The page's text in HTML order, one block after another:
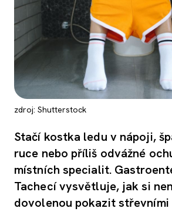
PORADNA
zdroj: Shutterstock
Stačí kostka ledu v nápoji,
ruce nebo příliš odvážné
místních specialit.
Tachecí vysvětluje, jak si
dovolenou pokazit střevními